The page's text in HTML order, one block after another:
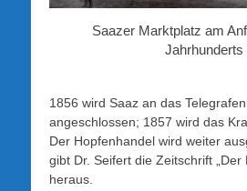
Saazer Marktplatz am
Jahrhunderts
1856 wird Saaz an das
angeschlossen; 1857 wird das
Der Hopfenhandel wird weiter
gibt Dr. Seifert die Zeitschrift „Der
heraus.